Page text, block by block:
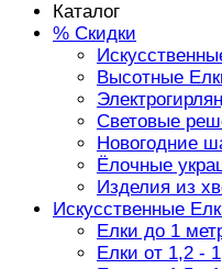
Каталог
% Скидки
Высотные
Световые
Новогодние
Ёлочные
Изделия из
Искусственные
Елки до 1
Елки от 1,2 -